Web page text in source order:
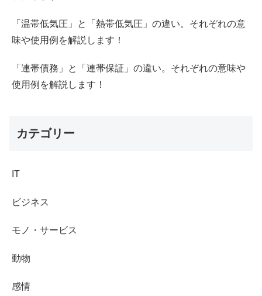
「温帯低気圧」と「熱帯低気圧」の違い。それぞれの意
味や使用例を解説します！
「連帯債務」と「連帯保証」の違い。それぞれの意味や
使用例を解説します！
カテゴリー
IT
ビジネス
モノ・サービス
動物
感情